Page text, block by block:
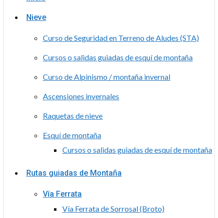
Nieve
Curso de Seguridad en Terreno de Aludes (STA)
Cursos o salidas guiadas de esquí de montaña
Curso de Alpinismo / montaña invernal
Ascensiones invernales
Raquetas de nieve
Esquí de montaña
Cursos o salidas guiadas de esquí de montaña
Rutas guiadas de Montaña
Vía Ferrata
Vía Ferrata de Sorrosal (Broto)